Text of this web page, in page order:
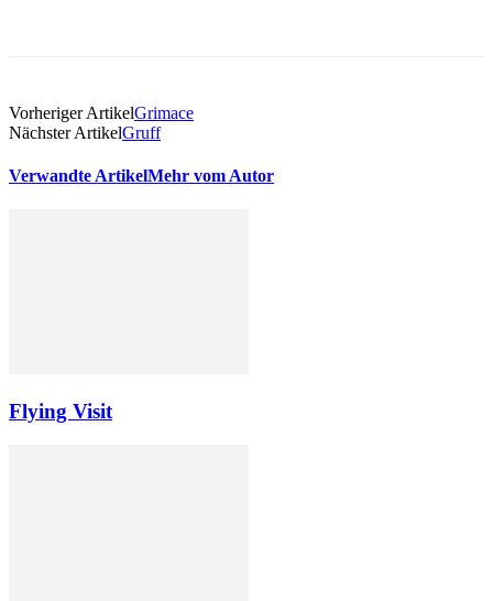
Vorheriger ArtikelGrimace
Nächster ArtikelGruff
Verwandte ArtikelMehr vom Autor
Flying Visit